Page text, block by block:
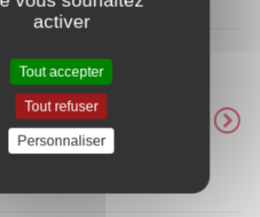
dessous la liste des
installées sur la
Joy BERTHIER Tel : 06 30
sur : http://www.nounou-
Mme ...
activer
Tout accepter
Tout refuser
Personnaliser